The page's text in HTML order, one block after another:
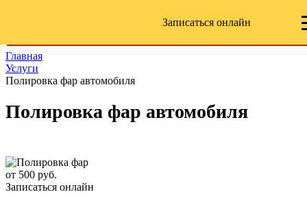
Записаться онлайн
Главная
Услуги
Полировка фар автомобиля
Полировка фар автомобиля
от 500 руб.
Записаться онлайн